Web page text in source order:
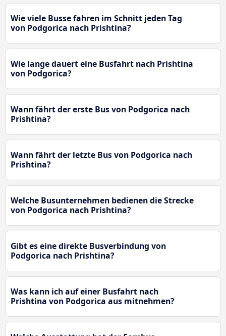
Wie viele Busse fahren im Schnitt jeden Tag
von Podgorica nach Prishtina?
Wie lange dauert eine Busfahrt nach Prishtina
von Podgorica?
Wann fährt der erste Bus von Podgorica nach
Prishtina?
Wann fährt der letzte Bus von Podgorica nach
Prishtina?
Welche Busunternehmen bedienen die Strecke
von Podgorica nach Prishtina?
Gibt es eine direkte Busverbindung von
Podgorica nach Prishtina?
Was kann ich auf einer Busfahrt nach
Prishtina von Podgorica aus mitnehmen?